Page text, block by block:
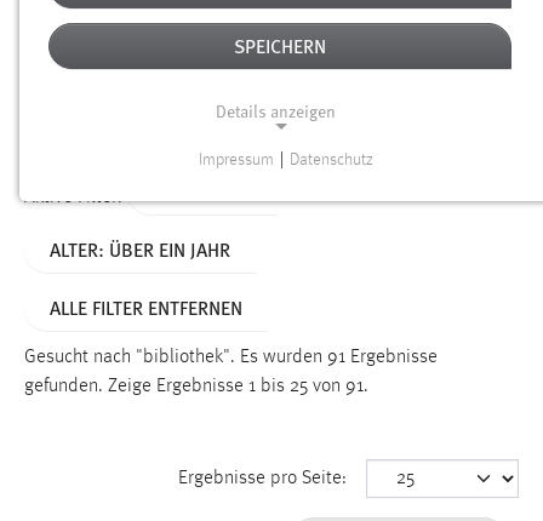
Alter
Aktive Filter:
ALTER: ÜBER EIN JAHR
ALLE FILTER ENTFERNEN
Gesucht nach "bibliothek". Es wurden 91 Ergebnisse
gefunden. Zeige Ergebnisse 1 bis 25 von 91.
Ergebnisse pro Seite:
SPEICHERN
Details anzeigen
Funktionen und sind für die einwandfreie Funktion der
Name:
Dieser Cookie speichert die ausgewählten Einverständnis-
Impressum Datenschutz